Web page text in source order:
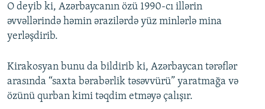
O deyib ki, Azərbaycanın özü 1990-cı illərin
əvvəllərində həmin ərazilərdə yüz minlərlə mina
yerləşdirib.
Kirakosyan bunu da bildirib ki, Azərbaycan tərəflər
arasında “saxta bərabərlik təsəvvürü” yaratmağa və
özünü qurban kimi təqdim etməyə çalışır.